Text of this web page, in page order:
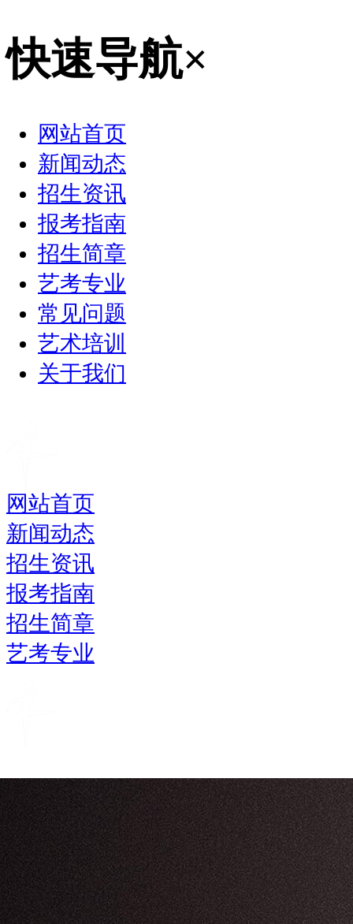
快速导航×
网站首页
新闻动态
招生资讯
报考指南
招生简章
艺考专业
常见问题
艺术培训
关于我们
网站首页
新闻动态
招生资讯
报考指南
招生简章
艺考专业